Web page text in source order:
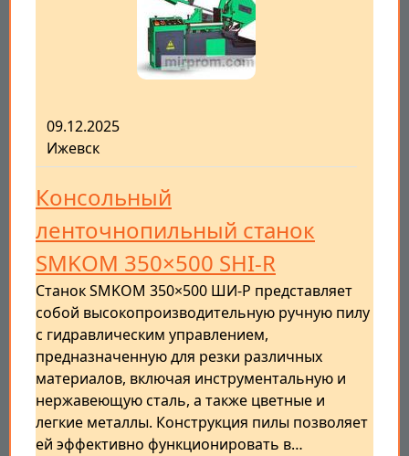
09.12.2025
Ижевск
Консольный
ленточнопильный станок
SMKOM 350×500 SHI-R
Станок SMKOM 350×500 ШИ-Р представляет
собой высокопроизводительную ручную пилу
с гидравлическим управлением,
предназначенную для резки различных
материалов, включая инструментальную и
нержавеющую сталь, а также цветные и
легкие металлы. Конструкция пилы позволяет
ей эффективно функционировать в…